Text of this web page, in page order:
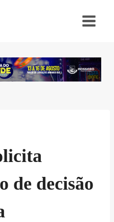
de decisão